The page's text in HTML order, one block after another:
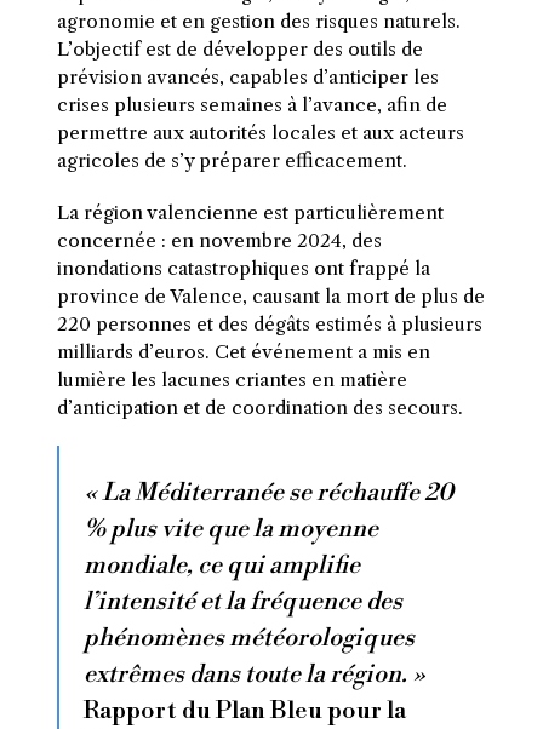
agronomie et en gestion des risques naturels.
L’objectif est de développer des outils de
prévision avancés, capables d’anticiper les
crises plusieurs semaines à l’avance, afin de
permettre aux autorités locales et aux acteurs
agricoles de s’y préparer efficacement.
La région valencienne est particulièrement
concernée : en novembre 2024, des
inondations catastrophiques ont frappé la
province de Valence, causant la mort de plus de
220 personnes et des dégâts estimés à plusieurs
milliards d’euros. Cet événement a mis en
lumière les lacunes criantes en matière
d’anticipation et de coordination des secours.
« La Méditerranée se réchauffe 20
% plus vite que la moyenne
mondiale, ce qui amplifie
l’intensité et la fréquence des
phénomènes météorologiques
extrêmes dans toute la région. »
Rapport du Plan Bleu pour la